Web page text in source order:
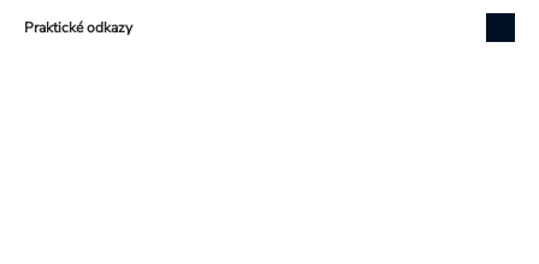
Praktické odkazy